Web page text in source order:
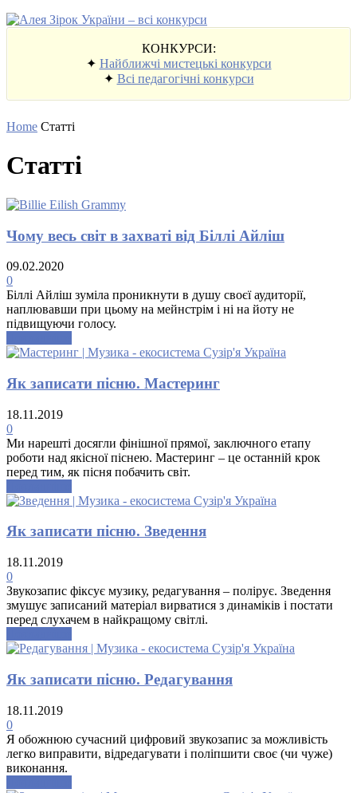
КОНКУРСИ:
✦ Найближчі мистецькі конкурси
✦ Всі педагогічні конкурси
Home Статті
Статті
Чому весь світ в захваті від Біллі Айліш
09.02.2020
0
Біллі Айліш зуміла проникнути в душу своєї аудиторії,
наплювавши при цьому на мейнстрім і ні на йоту не
підвищуючи голосу.
Як записати пісню. Мастеринг
18.11.2019
0
Ми нарешті досягли фінішної прямої, заключного етапу
роботи над якісної піснею. Мастеринг – це останній крок
перед тим, як пісня побачить світ.
Як записати пісню. Зведення
18.11.2019
0
Звукозапис фіксує музику, редагування – полірує. Зведення
змушує записаний матеріал вирватися з динаміків і постати
перед слухачем в найкращому світлі.
Як записати пісню. Редагування
18.11.2019
0
Я обожнюю сучасний цифровий звукозапис за можливість
легко виправити, відредагувати і поліпшити своє (чи чуже)
виконання.